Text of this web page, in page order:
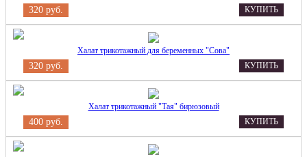
320 руб. КУПИТЬ
Халат трикотажный для беременных "Сова"
320 руб. КУПИТЬ
Халат трикотажный "Тая" бирюзовый
400 руб. КУПИТЬ